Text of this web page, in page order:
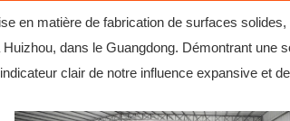
en matière de fabrication de surfaces
dans le Guangdong. Démontrant une
clair de notre influence expansive et